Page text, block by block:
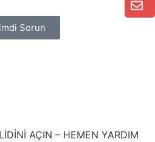
Sorun
AÇIN – HEMEN YARDIM